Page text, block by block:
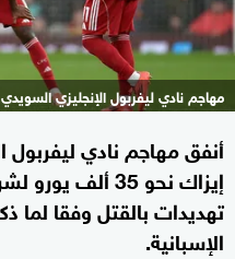
مهاجم نادي ليفربول الإنجليزي
أنفق مهاجم نادي ليفربول
إيزاك نحو 35
تهديدات بالقتل وفقا
الإسبانية.